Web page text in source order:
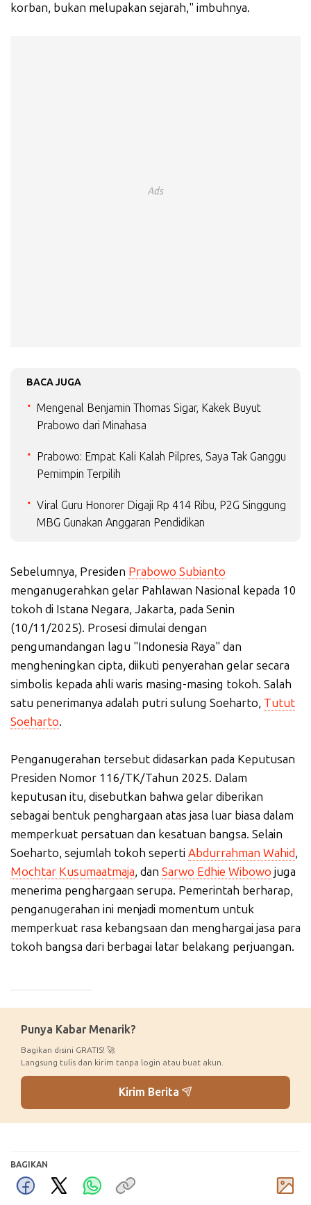
korban, bukan melupakan sejarah," imbuhnya.
Ads
BACA JUGA
Mengenal Benjamin Thomas Sigar, Kakek Buyut
Prabowo dari Minahasa
Prabowo: Empat Kali Kalah Pilpres, Saya Tak Ganggu
Pemimpin Terpilih
Viral Guru Honorer Digaji Rp 414 Ribu, P2G Singgung
MBG Gunakan Anggaran Pendidikan
Sebelumnya, Presiden Prabowo Subianto
menganugerahkan gelar Pahlawan Nasional kepada 10
tokoh di Istana Negara, Jakarta, pada Senin
(10/11/2025). Prosesi dimulai dengan
pengumandangan lagu "Indonesia Raya" dan
mengheningkan cipta, diikuti penyerahan gelar secara
simbolis kepada ahli waris masing-masing tokoh. Salah
satu penerimanya adalah putri sulung Soeharto, Tutut
Soeharto.
Penganugerahan tersebut didasarkan pada Keputusan
Presiden Nomor 116/TK/Tahun 2025. Dalam
keputusan itu, disebutkan bahwa gelar diberikan
sebagai bentuk penghargaan atas jasa luar biasa dalam
memperkuat persatuan dan kesatuan bangsa. Selain
Soeharto, sejumlah tokoh seperti Abdurrahman Wahid,
Mochtar Kusumaatmaja, dan Sarwo Edhie Wibowo juga
menerima penghargaan serupa. Pemerintah berharap,
penganugerahan ini menjadi momentum untuk
memperkuat rasa kebangsaan dan menghargai jasa para
tokoh bangsa dari berbagai latar belakang perjuangan.
Punya Kabar Menarik?
Bagikan disini GRATIS! 🚀
Langsung tulis dan kirim tanpa login atau buat akun.
Kirim Berita
BAGIKAN